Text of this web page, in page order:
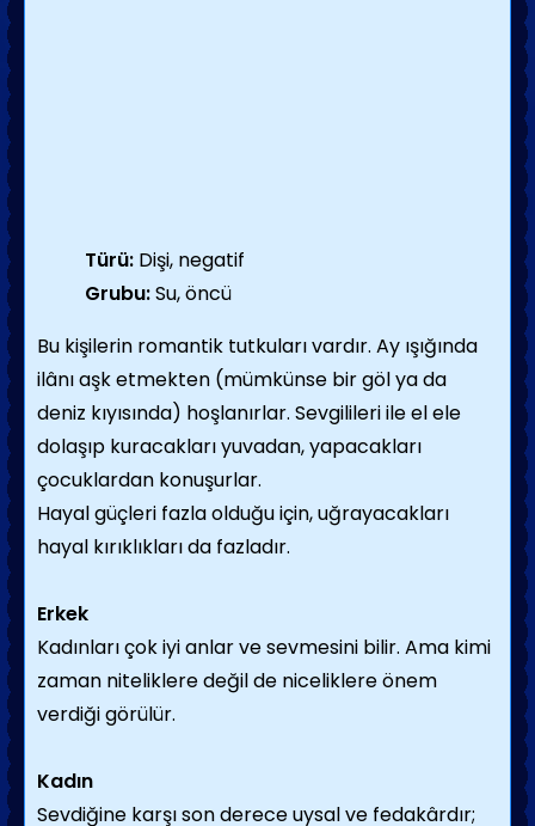
Türü: Dişi, negatif
Grubu:Su, öncü
Bu kişilerin romantik tutkuları vardır. Ay ışığında
ilânı aşk etmekten (mümkünse bir göl ya da
deniz kıyısında) hoşlanırlar. Sevgilileri ile el ele
dolaşıp kuracakları yuvadan, yapacakları
çocuklardan konuşurlar.
Hayal güçleri fazla olduğu için, uğrayacakları
hayal kırıklıkları da fazladır.
Erkek
Kadınları çok iyi anlar ve sevmesini bilir. Ama kimi
zaman niteliklere değil de niceliklere önem
verdiği görülür.
Kadın
Sevdiğine karşı son derece uysal ve fedakârdır;